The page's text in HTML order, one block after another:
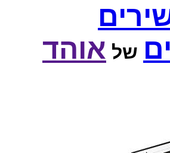
של אוהד